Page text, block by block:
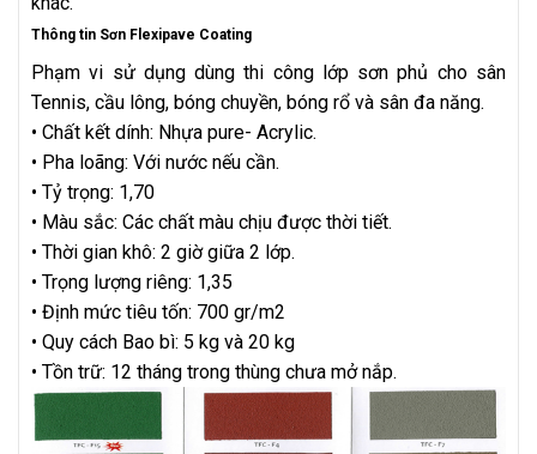
Thông tin Sơn Flexipave Coating
Phạm vi sử dụng dùng thi công lớp sơn phủ cho sân
Tennis, cầu lông, bóng chuyền, bóng rổ và sân đa năng.
• Chất kết dính: Nhựa pure- Acrylic.
• Pha loãng: Với nước nếu cần.
• Tỷ trọng: 1,70
• Màu sắc: Các chất màu chịu được thời tiết.
• Thời gian khô: 2 giờ giữa 2 lớp.
• Trọng lượng riêng: 1,35
• Định mức tiêu tốn: 700 gr/m2
• Quy cách Bao bì: 5 kg và 20 kg
• Tồn trữ: 12 tháng trong thùng chưa mở nắp.